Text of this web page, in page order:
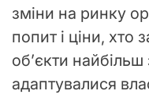
зміни на ринку
попит і ціни, хто
об’єкти найбільш
адаптувалися